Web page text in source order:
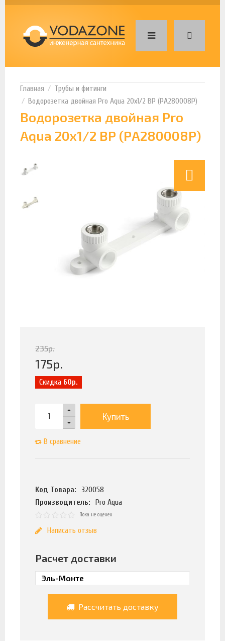
Трубы и фитинги
Водорозетка двойная Pro Aqua 20х1/2 ВР (РА280008Р)
Водорозетка двойная Pro
Aqua 20х1/2 ВР (РА280008Р)
235р.
175р.
Скидка 60р.
Купить
В сравнение
Код Товара:
320058
Производитель:
Pro Aqua
Пока не оценен
Написать отзыв
Расчет доставки
Рассчитать доставку